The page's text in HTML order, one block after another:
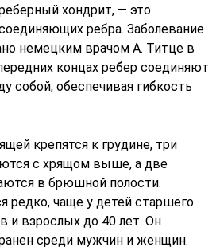
хондрит, — это
ребра. Заболевание
немецким врачом А. Титце в
концах ребер соединяют
собой, обеспечивая гибкость
крепятся к грудине, три
с хрящом выше, а две
в брюшной полости.
редко, чаще у детей старшего
и взрослых до 40 лет. Он
среди мужчин и женщин.